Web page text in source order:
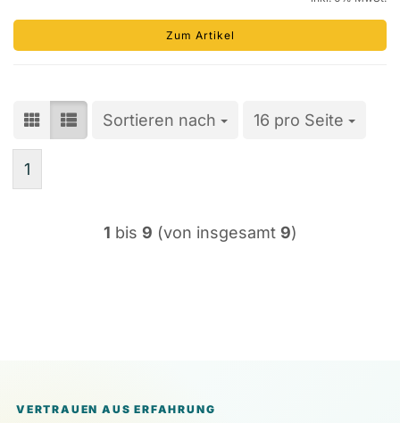
Zum Artikel
Sortieren nach
Sortieren nach 16 pro Seite
pro Seite
1
1 bis 9 (von insgesamt 9)
VERTRAUEN AUS ERFAHRUNG